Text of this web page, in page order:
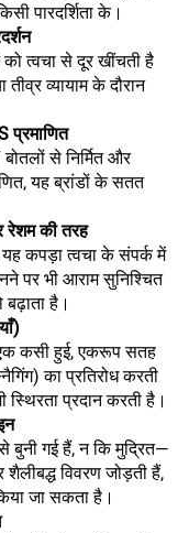
पारदर्शिता के।
त्वचा से दूर खींचती है
व्यायाम के दौरान
प्रमाणित
बोतलों से निर्मित और
यह ब्रांडों के सतत
रेशम की तरह
कपड़ा त्वचा के संपर्क में
पर भी आराम सुनिश्चित
बढ़ाता है।
एक कसी हुई, एकरूप सतह
का प्रतिरोध करती
स्थिरता प्रदान करती है।
बुनी गई हैं, न कि मुद्रित—
विवरण जोड़ती हैं,
जा सकता है।